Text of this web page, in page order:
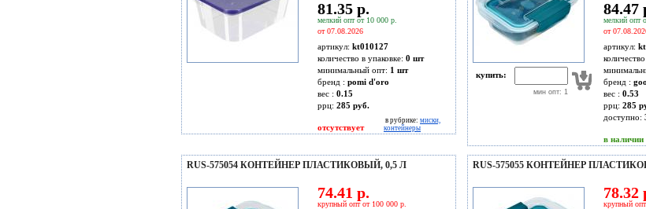
81.35 р.
мелкий опт от 10 000 р.
от 07.08.2026
артикул: kt010127
количество в упаковке: 0 шт
минимальный опт: 1 шт
бренд : pomi d'oro
вес : 0.15
ррц: 285 руб.
отсутствует
в рубрике: миски,
контейнеры
купить:
мин опт: 1
84.47
мелкий опт
от
артикул:
бренд :
вес : 0.53
ррц: 285
доступно:
в наличии
RUS-575054 КОНТЕЙНЕР ПЛАСТИКОВЫЙ, 0,5 Л
74.41 р.
крупный опт от 100 000 р.
RUS-575055 КОНТЕЙНЕР
78.32
крупный